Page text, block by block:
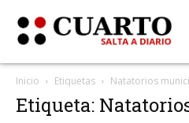
Inicio Etiquetas Natatorios
Etiqueta: